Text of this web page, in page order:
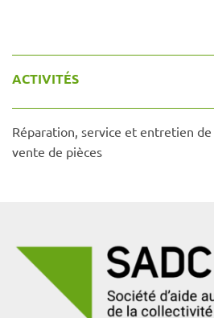
ACTIVITÉS
Réparation, service et entretien de
vente de pièces